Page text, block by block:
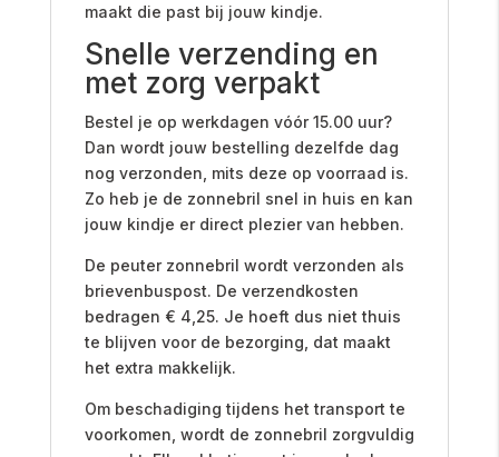
maakt die past bij jouw kindje.
Snelle verzending en
met zorg verpakt
Bestel je op werkdagen vóór 15.00 uur?
Dan wordt jouw bestelling dezelfde dag
nog verzonden, mits deze op voorraad is.
Zo heb je de zonnebril snel in huis en kan
jouw kindje er direct plezier van hebben.
De peuter zonnebril wordt verzonden als
brievenbuspost. De verzendkosten
bedragen € 4,25. Je hoeft dus niet thuis
te blijven voor de bezorging, dat maakt
het extra makkelijk.
Om beschadiging tijdens het transport te
voorkomen, wordt de zonnebril zorgvuldig